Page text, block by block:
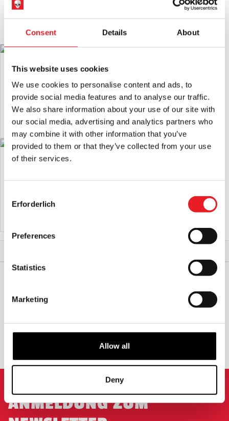
Consent Details About
This website uses cookies
We use cookies to personalise content and ads, to
provide social media features and to analyse our traffic.
We also share information about your use of our site with
our social media, advertising and analytics partners who
may combine it with other information that you’ve
provided to them or that they’ve collected from your use
of their services.
Selection
Erforderlich
Preferences
Statistics
Marketing
Allow all
Deny
GEFALLEN
24.95
Ursprünglicher
Preis
war:
24,95
£
£18.95Aktueller
Preis
ist:
18,95
£.
IN DEN WARENKORB LEGEN
PRODUKT ANSEHEN
£129.95
IN DEN WARENKORB LEGEN
PRODUKT ANSEHEN
Michael Myers PVC 8″ Spardose Figur
IN DEN WARENKORB LEGEN
WELTWEITER VERSAND
GRÖSSTE AUSWAHL IN G
ANMELDUNG ZUM